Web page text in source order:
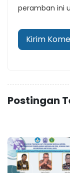
peramban ini
Postingan